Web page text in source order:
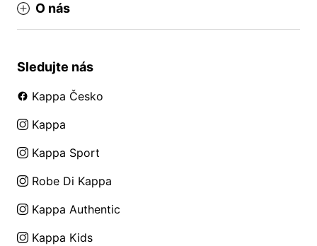
O nás
Sledujte nás
Kappa Česko
Kappa
Kappa Sport
Robe Di Kappa
Kappa Authentic
Kappa Kids